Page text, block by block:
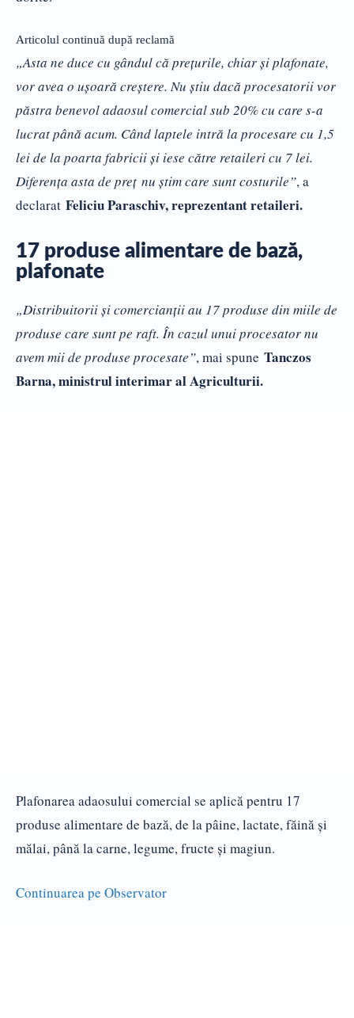
Articolul continuă după reclamă
„Asta ne duce cu gândul că preţurile, chiar şi plafonate,
vor avea o uşoară creştere. Nu ştiu dacă procesatorii vor
păstra benevol adaosul comercial sub 20% cu care s-a
lucrat până acum. Când laptele intră la procesare cu 1,5
lei de la poarta fabricii şi iese către retaileri cu 7 lei.
Diferenţa asta de preţ nu ştim care sunt costurile”, a
declarat Feliciu Paraschiv, reprezentant retaileri.
17 produse alimentare de bază,
plafonate
„Distribuitorii şi comercianţii au 17 produse din miile de
produse care sunt pe raft. În cazul unui procesator nu
avem mii de produse procesate”, mai spune Tanczos
Barna, ministrul interimar al Agriculturii.
Plafonarea adaosului comercial se aplică pentru 17
produse alimentare de bază, de la pâine, lactate, făină şi
mălai, până la carne, legume, fructe şi magiun.
Continuarea pe Observator